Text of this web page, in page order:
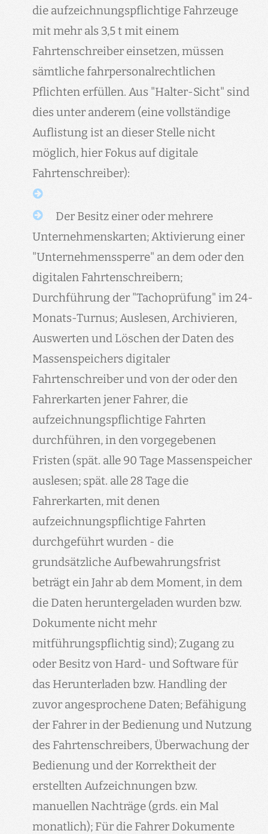
die aufzeichnungspflichtige Fahrzeuge
mit mehr als 3,5 t mit einem
Fahrtenschreiber einsetzen, müssen
sämtliche fahrpersonalrechtlichen
Pflichten erfüllen. Aus "Halter-Sicht" sind
dies unter anderem (eine vollständige
Auflistung ist an dieser Stelle nicht
möglich, hier Fokus auf digitale
Fahrtenschreiber):
Der Besitz einer oder mehrere
Unternehmenskarten; Aktivierung einer
"Unternehmenssperre" an dem oder den
digitalen Fahrtenschreibern;
Durchführung der "Tachoprüfung" im 24-
Monats-Turnus; Auslesen, Archivieren,
Auswerten und Löschen der Daten des
Massenspeichers digitaler
Fahrtenschreiber und von der oder den
Fahrerkarten jener Fahrer, die
aufzeichnungspflichtige Fahrten
durchführen, in den vorgegebenen
Fristen (spät. alle 90 Tage Massenspeicher
auslesen; spät. alle 28 Tage die
Fahrerkarten, mit denen
aufzeichnungspflichtige Fahrten
durchgeführt wurden - die
grundsätzliche Aufbewahrungsfrist
beträgt ein Jahr ab dem Moment, in dem
die Daten heruntergeladen wurden bzw.
Dokumente nicht mehr
mitführungspflichtig sind); Zugang zu
oder Besitz von Hard- und Software für
das Herunterladen bzw. Handling der
zuvor angesprochene Daten; Befähigung
der Fahrer in der Bedienung und Nutzung
des Fahrtenschreibers, Überwachung der
Bedienung und der Korrektheit der
erstellten Aufzeichnungen bzw.
manuellen Nachträge (grds. ein Mal
monatlich); Für die Fahrer Dokumente